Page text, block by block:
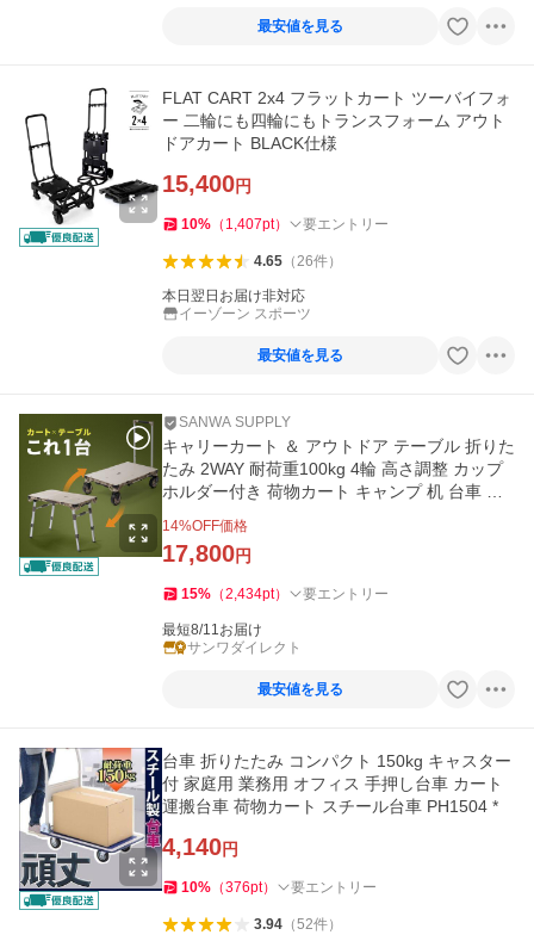
最安値を見る
FLAT CART 2x4 フラットカート ツーバイフォ
ー 二輪にも四輪にもトランスフォーム アウト
ドアカート BLACK仕様
15,400円
10% （ 1,407pt） 要エントリー
4.65（26件）
本日翌日お届け非対応
イーゾーン スポーツ
最安値を見る
SANWA SUPPLY
キャリーカート ＆ アウトドア テーブル 折りた
たみ 2WAY 耐荷重100kg 4輪 高さ調整 カップ
ホルダー付き 荷物カート キャンプ 机 台車 ベ
14%OFF価格
17,800円
15% （2,434pt） 要エントリー
最短8/11お届け
サンワダイレクト
最安値を見る
台車 折りたたみ コンパクト 150kg キャスター
付 家庭用 業務用 オフィス 手押し台車 カート
運搬台車 荷物カート スチール台車 PH1504 *
4,140円
10% （376pt） 要エントリー
3.94（52件）